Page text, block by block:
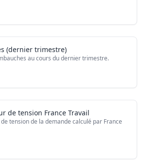
(dernier trimestre)
au cours du dernier trimestre.
de tension France Travail
tension de la demande calculé par France